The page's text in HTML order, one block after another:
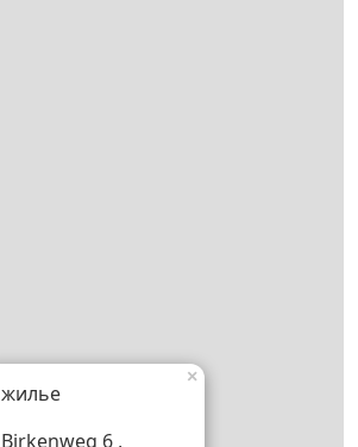
жилье
Birkenweg 6 ,
×